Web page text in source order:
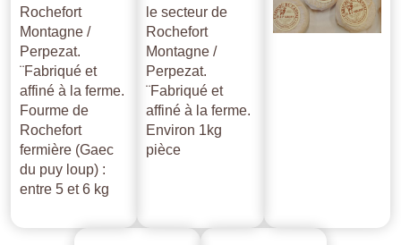
Rochefort
Montagne /
Perpezat.
¨Fabriqué et
affiné à la ferme.
Fourme de
Rochefort
fermière (Gaec
du puy loup) :
entre 5 et 6 kg
le secteur de
Rochefort
Montagne /
Perpezat.
¨Fabriqué et
affiné à la ferme.
Environ 1kg
pièce